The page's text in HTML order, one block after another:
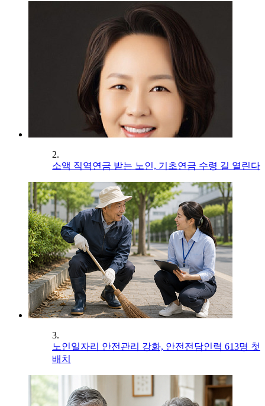
2.
소액 직역연금 받는 노인, 기초연금 수령 길 열린다
3.
노인일자리 안전관리 강화, 안전전담인력 613명 첫
배치